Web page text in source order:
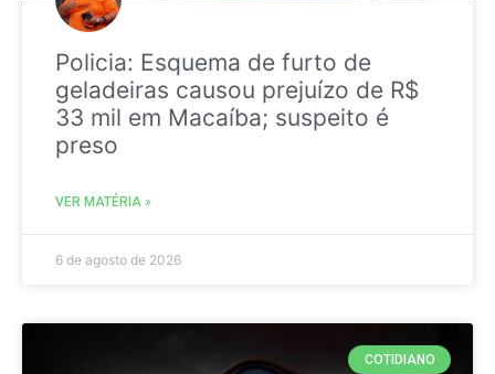
Policia: Esquema de furto de
geladeiras causou prejuízo de R$
33 mil em Macaíba; suspeito é
preso
VER MATÉRIA »
6 de agosto de 2026
COTIDIANO